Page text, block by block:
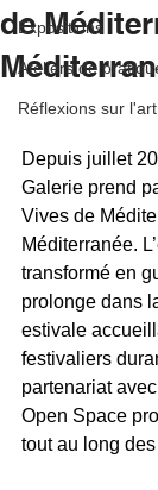
Expositions
Ateliers de
Réflexions sur l'art
de
Depuis juillet
Galerie prend
Vives de
Méditerranée.
transformé en
prolonge dans
estivale
festivaliers
partenariat
Open Space
tout au long